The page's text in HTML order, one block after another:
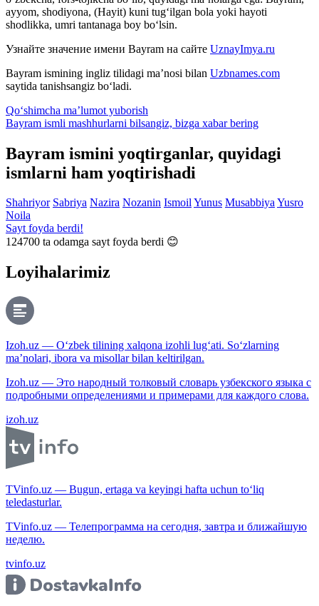
ayyom, shodiyona, (Hayit) kuni tug‘ilgan bola yoki hayoti
shodlikka, umri tantanaga boy bo‘lsin.
Узнайте значение имени Bayram на сайте UznayImya.ru
Bayram ismining ingliz tilidagi ma’nosi bilan Uzbnames.com
saytida tanishsangiz bo‘ladi.
Qo‘shimcha ma’lumot yuborish
Bayram ismli mashhurlarni bilsangiz, bizga xabar bering
Bayram ismini yoqtirganlar, quyidagi
ismlarni ham yoqtirishadi
Shahriyor Sabriya Nazira Nozanin IsmoilYunus MusabbiyaYusro
Noila
Sayt foyda berdi!
124700 ta odamga sayt foyda berdi 😊
Loyihalarimiz
Izoh.uz — O‘zbek tilining xalqona izohli lug‘ati. So‘zlarning
ma’nolari, ibora va misollar bilan keltirilgan.
Izoh.uz — Это народный толковый словарь узбекского языка с
подробными определениями и примерами для каждого слова.
izoh.uz
TVinfo.uz — Bugun, ertaga va keyingi hafta uchun to‘liq
teledasturlar.
TVinfo.uz — Телепрограмма на сегодня, завтра и ближайшую
неделю.
tvinfo.uz